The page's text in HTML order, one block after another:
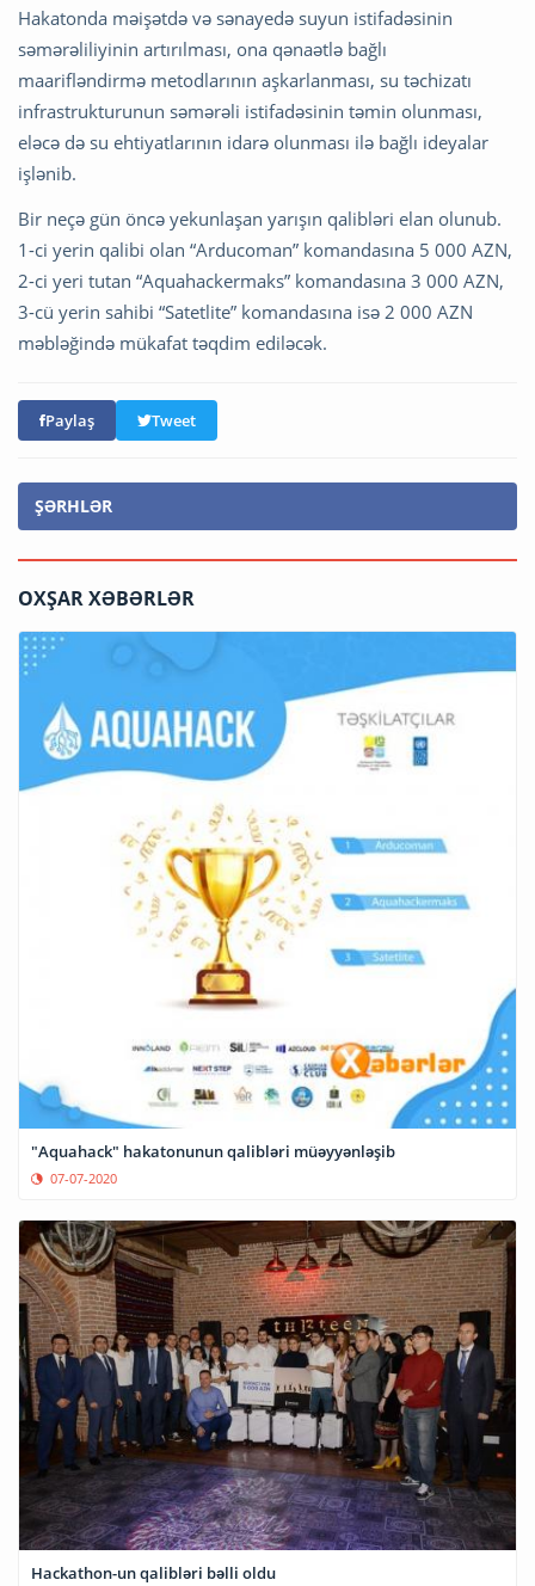
Hakatonda məişətdə və sənayedə suyun istifadəsinin
səmərəliliyinin artırılması, ona qənaətlə bağlı
maarifləndirmə metodlarının aşkarlanması, su təchizatı
infrastrukturunun səmərəli istifadəsinin təmin olunması,
eləcə də su ehtiyatlarının idarə olunması ilə bağlı ideyalar
işlənib.
Bir neçə gün öncə yekunlaşan yarışın qalibləri elan olunub.
1-ci yerin qalibi olan “Arducoman” komandasına 5 000 AZN,
2-ci yeri tutan “Aquahackermaks” komandasına 3 000 AZN,
3-cü yerin sahibi “Satetlite” komandasına isə 2 000 AZN
məbləğində mükafat təqdim ediləcək.
Paylaş Tweet
ŞƏRHLƏR
OXŞAR XƏBƏRLƏR
"Aquahack" hakatonunun qalibləri müəyyənləşib
07-07-2020
Hackathon-un qalibləri bəlli oldu